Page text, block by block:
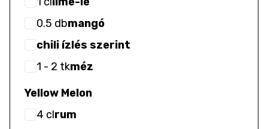
0.5 dbmangó
chili ízlés szerint
1 - 2 tkméz
Yellow Melon
4 clrum